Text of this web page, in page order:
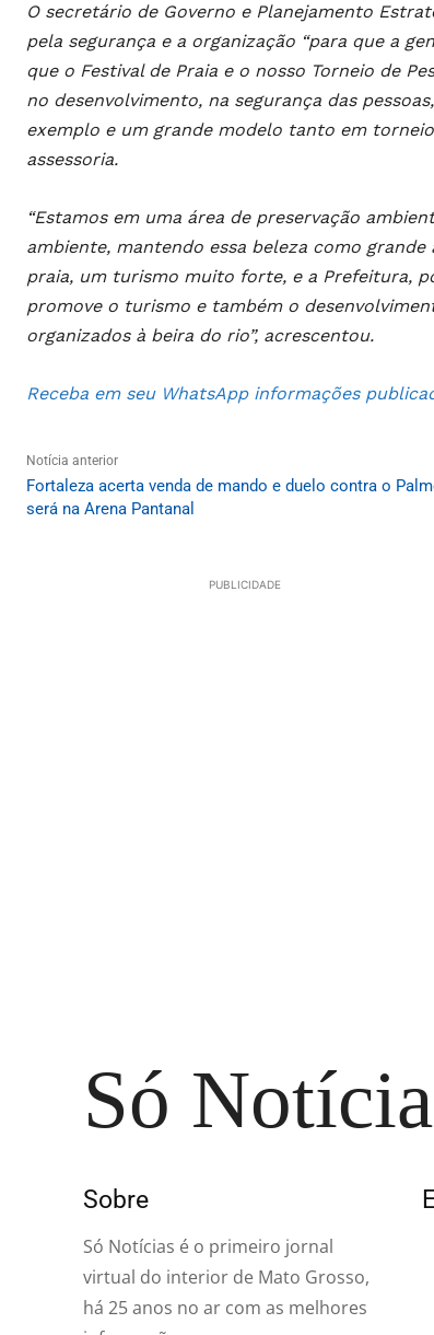
O secretário de Governo e Planejamento
pela segurança e a organização “para que a
que o Festival de Praia e o nosso Torneio de
no desenvolvimento, na segurança das
exemplo e um grande modelo tanto em
assessoria.
“Estamos em uma área de preservação
ambiente, mantendo essa beleza como
praia, um turismo muito forte, e a Prefeitura,
promove o turismo e também o
organizados à beira do rio”, acrescentou.
Receba em seu WhatsApp informações
Notícia anterior
Fortaleza acerta venda de mando e duelo contra o
será na Arena Pantanal
PUBLICIDADE
Só
Sobre
Só Notícias é o primeiro jornal
virtual do interior de Mato Grosso,
há 25 anos no ar com as melhores